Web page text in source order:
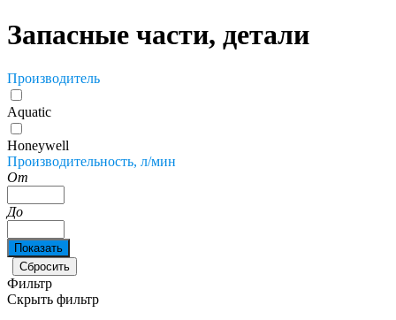
Запасные части, детали
Производитель
Aquatic
Honeywell
Производительность, л/мин
От
До
Фильтр
Скрыть фильтр